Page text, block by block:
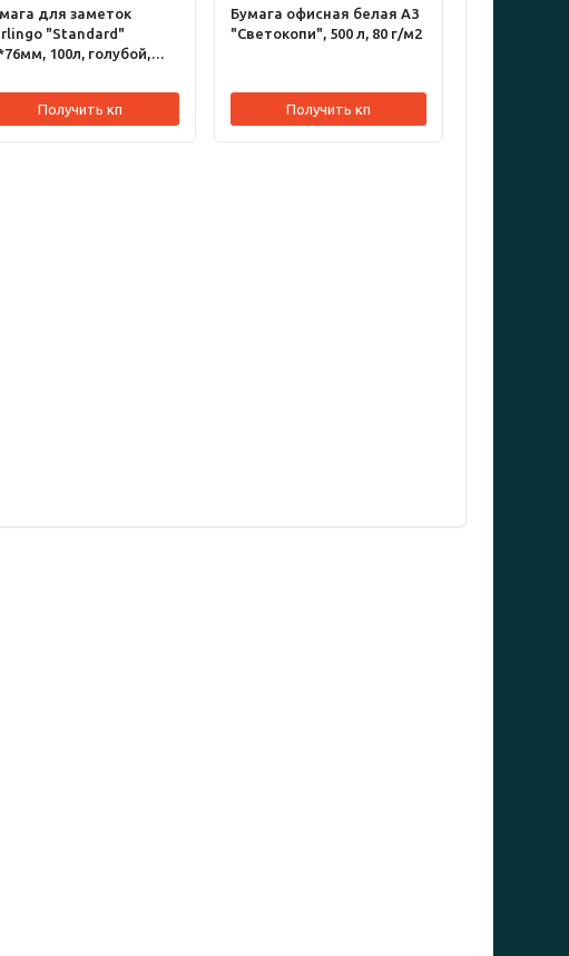
для заметок
"Standard"
100л, голубой,
Получить кп
Бумага офисная белая А3
"Светокопи", 500 л, 80 г/м2
Получить кп